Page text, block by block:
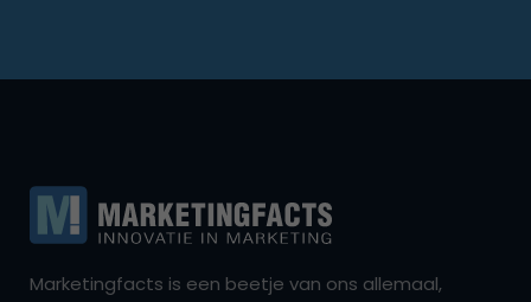
Marketingfacts is een beetje van ons allemaal,